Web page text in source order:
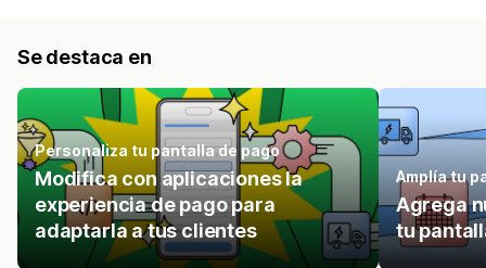
Se destaca en
Personaliza tu pantalla de pago
Modifica con aplicaciones la
experiencia de pago para
adaptarla a tus clientes
Amplía tu
Agrega
tu